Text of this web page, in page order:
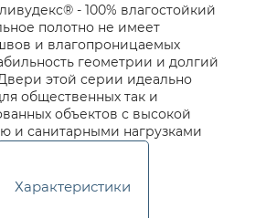
- 100% влагостойкий
полотно не имеет
и влагопроницаемых
геометрии и долгий
этой серии идеально
общественных так и
объектов с высокой
и санитарными нагрузками
Характеристики